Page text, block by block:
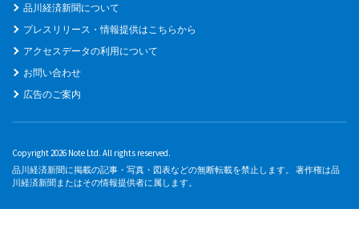
品川経済新聞について
プレスリリース・情報提供はこちらから
アクセスデータの利用について
お問い合わせ
広告のご案内
Copyright 2026 Note Ltd. All rights reserved.
品川経済新聞に掲載の記事・写真・図表などの無断転載を禁止します。 著作権は品
川経済新聞またはその情報提供者に属します。